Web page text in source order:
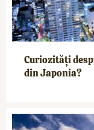
Curiozități
din Japonia?